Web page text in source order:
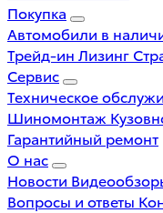
Покупка
Автомобили в
Трейд-ин Лизинг
Сервис
Техническое
Шиномонтаж
Гарантийный ремонт
О нас
Новости
Вопросы и ответы